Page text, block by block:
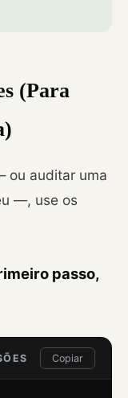
(Para
ou auditar uma
—, use os
passo,
Copiar